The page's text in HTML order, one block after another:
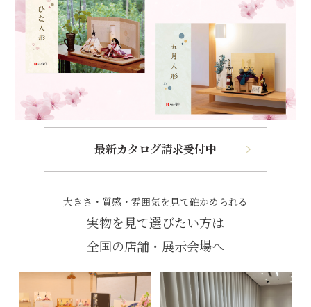
最新カタログ請求受付中
大きさ・質感・雰囲気を見て確かめられる
実物を見て選びたい方は
全国の店舗・展示会場へ